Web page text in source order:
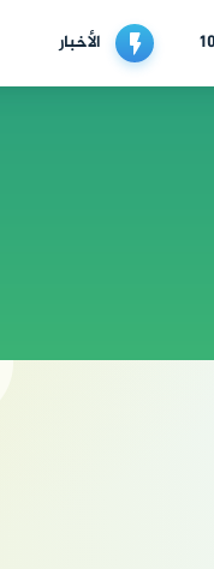
الأخبار